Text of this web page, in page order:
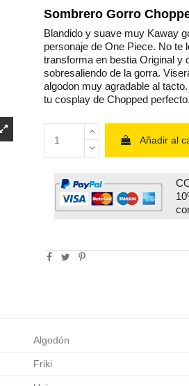
Sombrero Gorro
Blandido y suave muy Kaway
personaje de One Piece. No te
transforma en bestia Original y
sobresaliendo de la gorra.
algodon muy agradable al tacto.
tu cosplay de Chopped perfecto.
Añadir al
Algodón
Friki